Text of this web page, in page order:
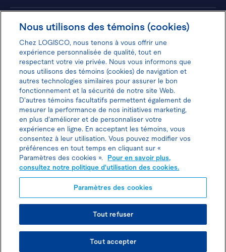
Hôtels
Donnez votre avis pour gagner 100$
Politique d'utilisation des cookies
Politique de protection des
renseignements personnels
© TOUS DROITS RÉSERVÉS LOGISCO 2026
Nous utilisons des témoins (cookies)
Chez LOGISCO, nous tenons à vous offrir une
expérience personnalisée de qualité, tout en
respectant votre vie privée. Nous vous informons que
nous utilisons des témoins (cookies) de navigation et
autres technologies similaires pour assurer le bon
fonctionnement et la sécurité de notre site Web.
D'autres témoins facultatifs permettent également de
mesurer la performance de nos initiatives marketing,
en plus d'améliorer et de personnaliser votre
expérience en ligne. En acceptant les témoins, vous
consentez à leur utilisation. Vous pouvez modifier vos
préférences en tout temps en cliquant sur «
Paramètres des cookies ».
Pour en savoir plus,
consultez notre politique d'utilisation des cookies.
Paramètres des cookies
Tout refuser
Tout accepter